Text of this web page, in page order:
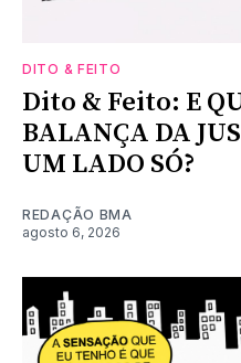
DITO & FEITO
Dito & Feito: E
BALANÇA DA
UM LADO SÓ?
REDAÇÃO BMA
agosto 6, 2026